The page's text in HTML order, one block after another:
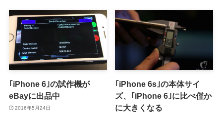
｢iPhone 6｣の試作機が
eBayに出品中
2016年5月24日
｢iPhone 6s｣の本体サイ
ズ、｢iPhone 6｣に比べ僅か
に大きくなる